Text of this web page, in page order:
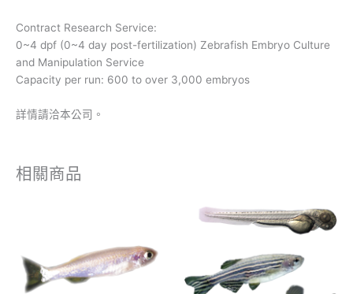
Contract Research Service:
0~4 dpf (0~4 day post-fertilization) Zebrafish Embryo Culture
and Manipulation Service
Capacity per run: 600 to over 3,000 embryos
詳情請洽本公司。
相關商品